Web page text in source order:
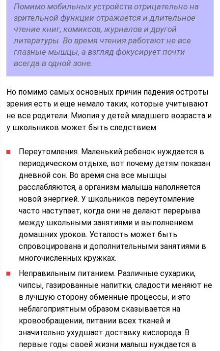
Помимо мобильных устройств отрицательно на
зрительной функции отражается и длительное
чтение книг, комиксов, журналов и другой
литературы. Во время чтения работают не все
глазные мышцы, а взгляд фокусирует почти
всегда в одной зоне.
Но помимо самых основных причин падения остроты
зрения есть и еще немало таких, которые учитывают
не все родители. Миопия у детей младшего возраста и
у школьников может быть следствием:
Переутомления. Маленький ребенок нуждается в
периодическом отдыхе, вот почему детям показан
дневной сон. Во время сна все мышцы
расслабляются, а организм малыша наполняется
новой энергией. У школьников переутомление
часто наступает, когда они не делают перерыва
между школьными занятиями и выполнением
домашних уроков. Усталость может быть
спровоцирована и дополнительными занятиями в
многочисленных кружках.
Неправильным питанием. Различные сухарики,
чипсы, газированные напитки, сладости меняют не
в лучшую сторону обменные процессы, и это
неблагоприятным образом сказывается на
кровообращении, питании всех тканей и
значительно ухудшает доставку кислорода. В
первые годы своей жизни малыш нуждается в